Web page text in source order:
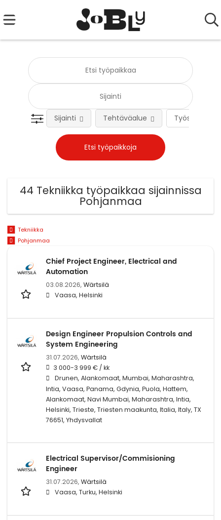
Työsuhteen
Sijainti Tehtäväalue
44 Tekniikka työpaikkaa sijainnissa
Pohjanmaa
Tekniikka
Pohjanmaa
Chief Project Engineer, Electrical and
Automation
03.08.2026, Wärtsilä
Vaasa, Helsinki
Design Engineer Propulsion Controls and
System Engineering
31.07.2026, Wärtsilä
3 000-3 999 € / kk
Drunen, Alankomaat, Mumbai, Maharashtra,
Intia, Vaasa, Panama, Gdynia, Puola, Hattem,
Alankomaat, Navi Mumbai, Maharashtra, Intia,
Helsinki, Trieste, Triesten maakunta, Italia, Italy, TX
76651, Yhdysvallat
Electrical Supervisor/Commisioning
Engineer
31.07.2026, Wärtsilä
Vaasa, Turku, Helsinki